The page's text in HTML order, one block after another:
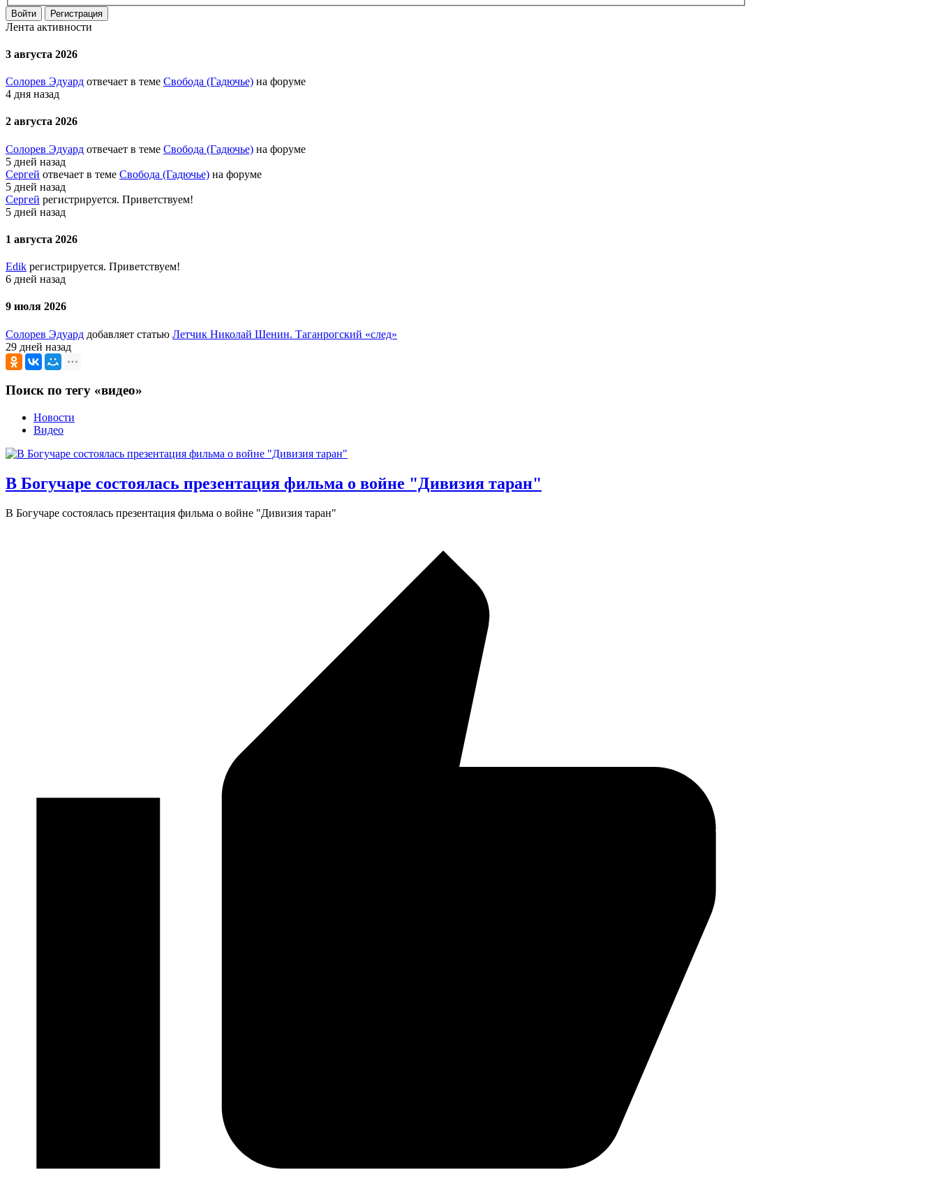
Войти Регистрация
Лента активности
3 августа 2026
Солорев Эдуард отвечает в теме Свобода (Гадючье) на форуме
4 дня назад
2 августа 2026
Солорев Эдуард отвечает в теме Свобода (Гадючье) на форуме
5 дней назад
Сергей отвечает в теме Свобода (Гадючье) на форуме
5 дней назад
Сергей регистрируется. Приветствуем!
5 дней назад
1 августа 2026
Edik регистрируется. Приветствуем!
6 дней назад
9 июля 2026
Солорев Эдуард добавляет статью Летчик Николай Шенин. Таганрогский «след»
29 дней назад
Поиск по тегу «видео»
Новости
Видео
В Богучаре состоялась презентация фильма о войне "Дивизия таран"
В Богучаре состоялась презентация фильма о войне "Дивизия таран"